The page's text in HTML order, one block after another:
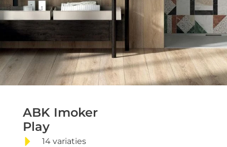
ABK Imoker Play
ABK Imoker
Play
14 variaties